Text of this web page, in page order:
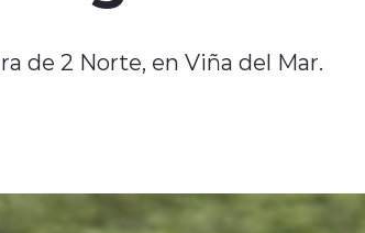
de 2 Norte, en Viña del Mar.